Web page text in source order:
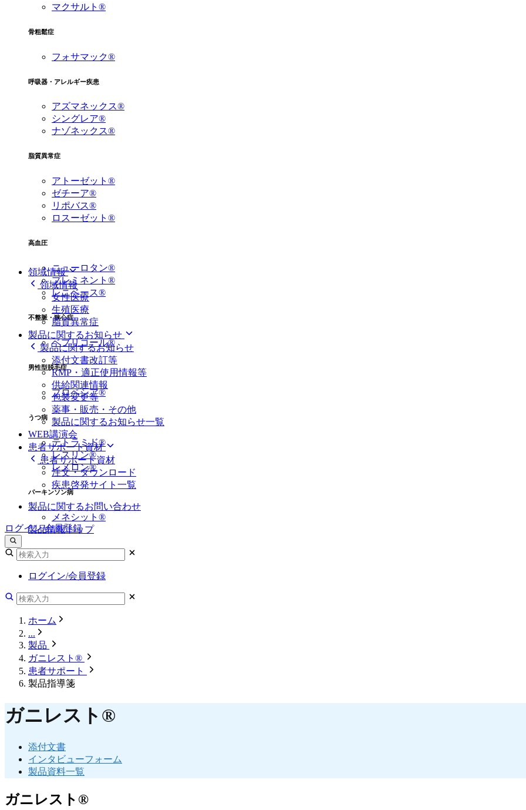
マクサルト®
骨粗鬆症
フォサマック®
呼吸器・アレルギー疾患
アズマネックス®
シングレア®
ナゾネックス®
脂質異常症
アトーゼット®
ゼチーア®
リポバス®
ロスーゼット®
高血圧
ニューロタン®
プレミネント®
レニベース®
不整脈・狭心症
ベプリコール®
男性型脱毛症
プロペシア®
うつ病
テトラミド®
レスリン®
レメロン®
パーキンソン病
メネシット®
製品情報トップ
領域情報
領域情報
女性医療
生殖医療
脂質異常症
製品に関するお知らせ
製品に関するお知らせ
添付文書改訂等
RMP・適正使用情報等
供給関連情報
包装変更等
薬事・販売・その他
製品に関するお知らせ一覧
WEB講演会
患者サポート資材
患者サポート資材
注文・ダウンロード
疾患啓発サイト一覧
製品に関するお問い合わせ
ログイン/会員登録
ログイン/会員登録
ホーム
...
製品
ガニレスト®
患者サポート
製品指導箋
ガニレスト®
添付文書
インタビューフォーム
製品資料一覧
ガニレスト®